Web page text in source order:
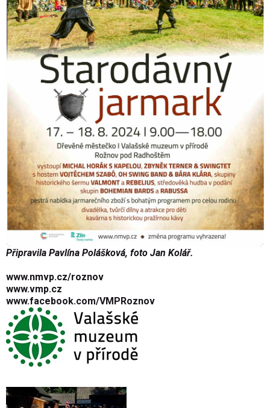
Připravila Pavlína Polášková, foto Jan Kolář.
www.nmvp.cz/roznov
www.vmp.cz
www.facebook.com/VMPRoznov